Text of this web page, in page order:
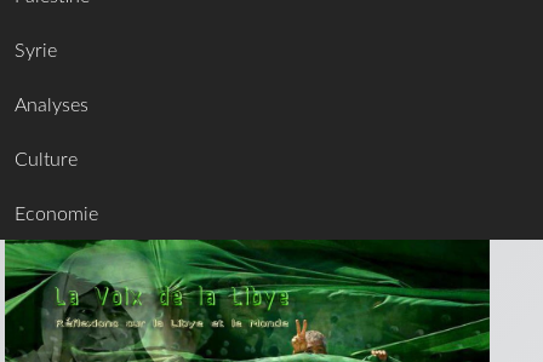
Syrie
Analyses
Culture
Economie